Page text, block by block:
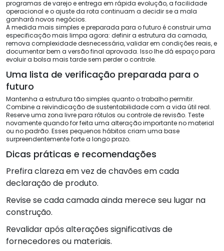
programas de varejo e entrega em rápida evolução, a facilidade
operacional e o ajuste da rota continuam a decidir se a mala
ganhará novos negócios.
A medida mais simples e preparada para o futuro é construir uma
especificação mais limpa agora: definir a estrutura da camada,
remova complexidade desnecessária, validar em condições reais, e
documentar bem a versão final aprovada. Isso lhe dá espaço para
evoluir a bolsa mais tarde sem perder o controle.
Uma lista de verificação preparada para o
futuro
Mantenha a estrutura tão simples quanto o trabalho permitir.
Combine a reivindicação de sustentabilidade com a vida útil real.
Reserve uma zona livre para rótulos ou controle de revisão. Teste
novamente quando for feita uma alteração importante no material
ou no padrão. Esses pequenos hábitos criam uma base
surpreendentemente forte a longo prazo.
Dicas práticas e recomendações
Prefira clareza em vez de chavões em cada
declaração de produto.
Revise se cada camada ainda merece seu lugar na
construção.
Revalidar após alterações significativas de
fornecedores ou materiais.